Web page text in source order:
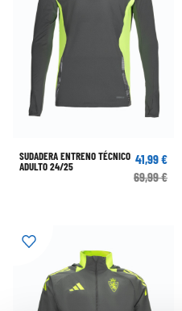
SUDADERA ENTRENO TÉCNICO
ADULTO 24/25
41,99 €
69,99 €